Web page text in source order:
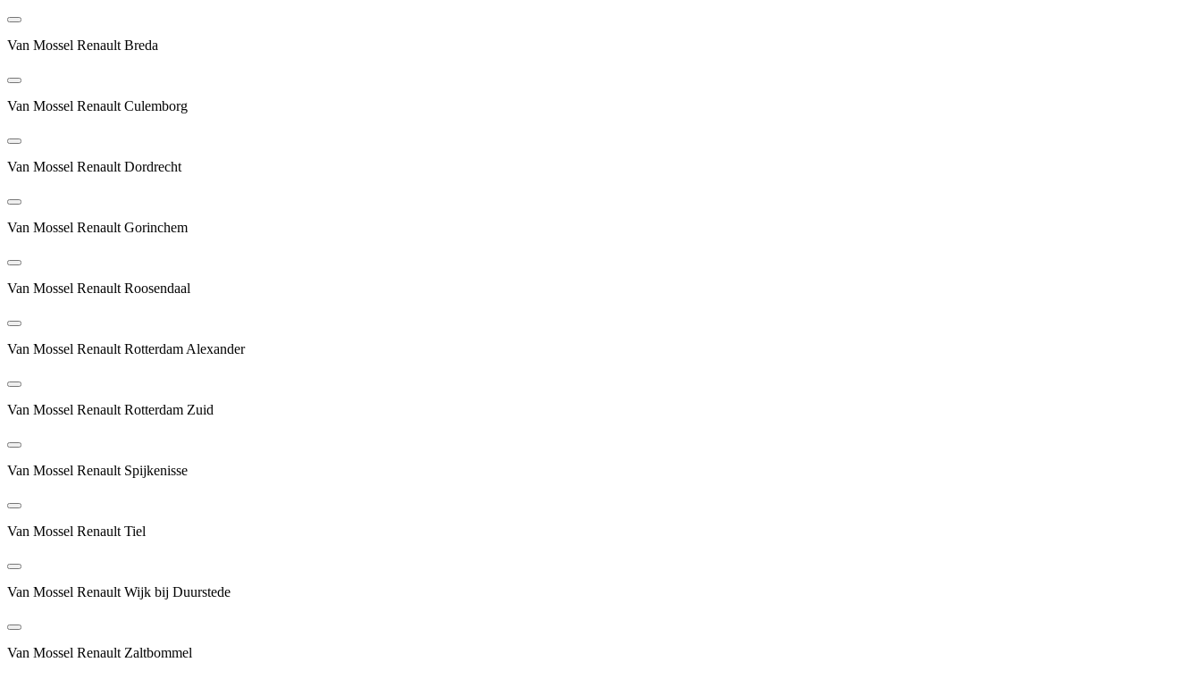
Van Mossel Renault Breda
Van Mossel Renault Culemborg
Van Mossel Renault Dordrecht
Van Mossel Renault Gorinchem
Van Mossel Renault Roosendaal
Van Mossel Renault Rotterdam Alexander
Van Mossel Renault Rotterdam Zuid
Van Mossel Renault Spijkenisse
Van Mossel Renault Tiel
Van Mossel Renault Wijk bij Duurstede
Van Mossel Renault Zaltbommel